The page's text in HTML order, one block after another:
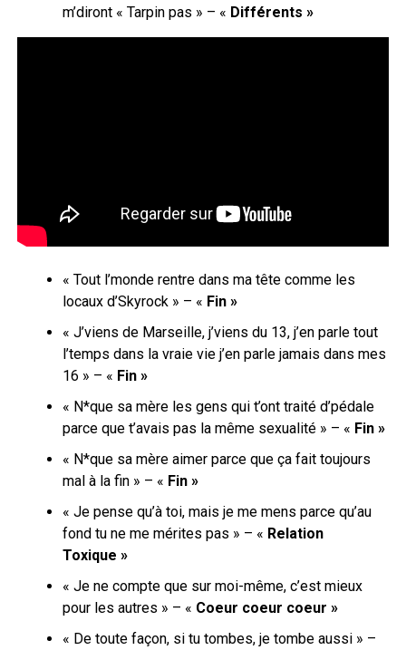
m’diront « Tarpin pas » – « Différents »
« Tout l’monde rentre dans ma têtе comme les
locaux d’Skyrock » – « Fin »
« J’viens de Marseille, j’viens du 13, j’en parle tout
l’temps dans la vraie vie j’en parle jamais dans mes
16 » – « Fin »
« N*que sa mère les gens qui t’ont traité d’pédale
parce que t’avais pas la même sexualité » – « Fin »
« N*que sa mère aimer parce que ça fait toujours
mal à la fin » – « Fin »
« Je pense qu’à toi, mais je me mens parce qu’au
fond tu ne me mérites pas » – « Relation
Toxique »
« Je ne compte que sur moi-même, c’est mieux
pour les autres » – « Coeur coeur coeur »
« De toute façon, si tu tombes, je tombe aussi » –